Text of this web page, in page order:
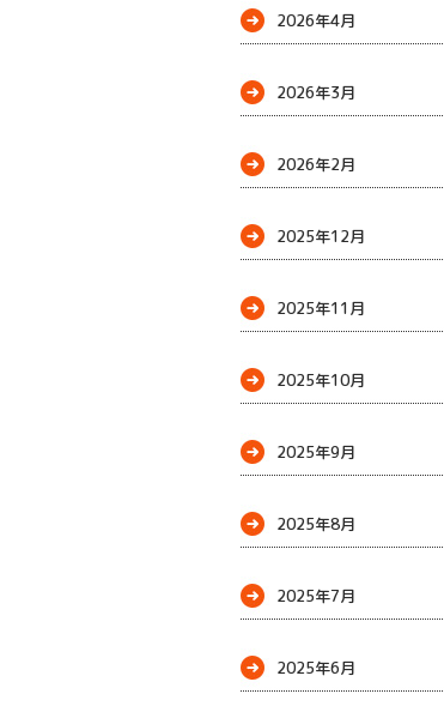
2026年4月
2026年3月
2026年2月
2025年12月
2025年11月
2025年10月
2025年9月
2025年8月
2025年7月
2025年6月